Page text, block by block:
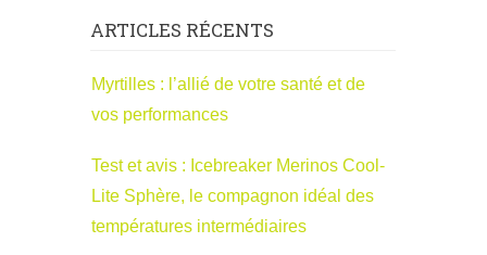
ARTICLES RÉCENTS
Myrtilles : l’allié de votre santé et de
vos performances
Test et avis : Icebreaker Merinos Cool-
Lite Sphère, le compagnon idéal des
températures intermédiaires